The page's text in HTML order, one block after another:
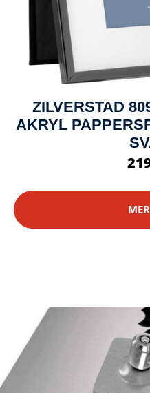
ZILVERSTAD
AKRYL